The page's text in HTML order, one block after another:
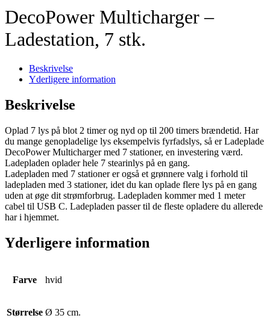
DecoPower Multicharger –
Ladestation, 7 stk.
Beskrivelse
Yderligere information
Beskrivelse
Oplad 7 lys på blot 2 timer og nyd op til 200 timers brændetid. Har
du mange genopladelige lys eksempelvis fyrfadslys, så er Ladeplade
DecoPower Multicharger med 7 stationer, en investering værd.
Ladepladen oplader hele 7 stearinlys på en gang.
Ladepladen med 7 stationer er også et grønnere valg i forhold til
ladepladen med 3 stationer, idet du kan oplade flere lys på en gang
uden at øge dit strømforbrug. Ladepladen kommer med 1 meter
cabel til USB C. Ladepladen passer til de fleste opladere du allerede
har i hjemmet.
Yderligere information
Farve hvid
Størrelse Ø 35 cm.